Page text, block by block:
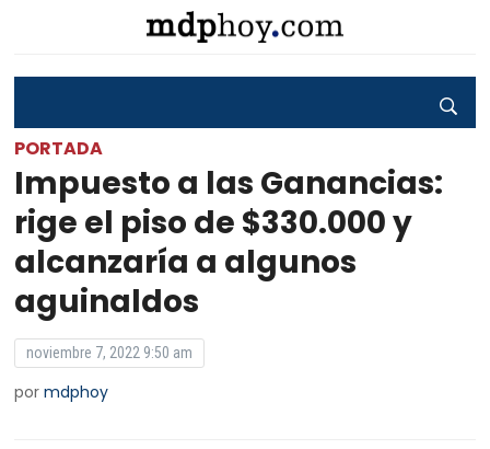
PORTADA
Impuesto a las Ganancias:
rige el piso de $330.000 y
alcanzaría a algunos
aguinaldos
noviembre 7, 2022 9:50 am
pormdphoy